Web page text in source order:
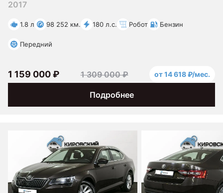
2017
1.8 л 98 252 км. 180 л.с. Робот Бензин
Передний
Подробнее
1 159 000 ₽ 1 309 000 ₽ от 14 618 ₽/мес.